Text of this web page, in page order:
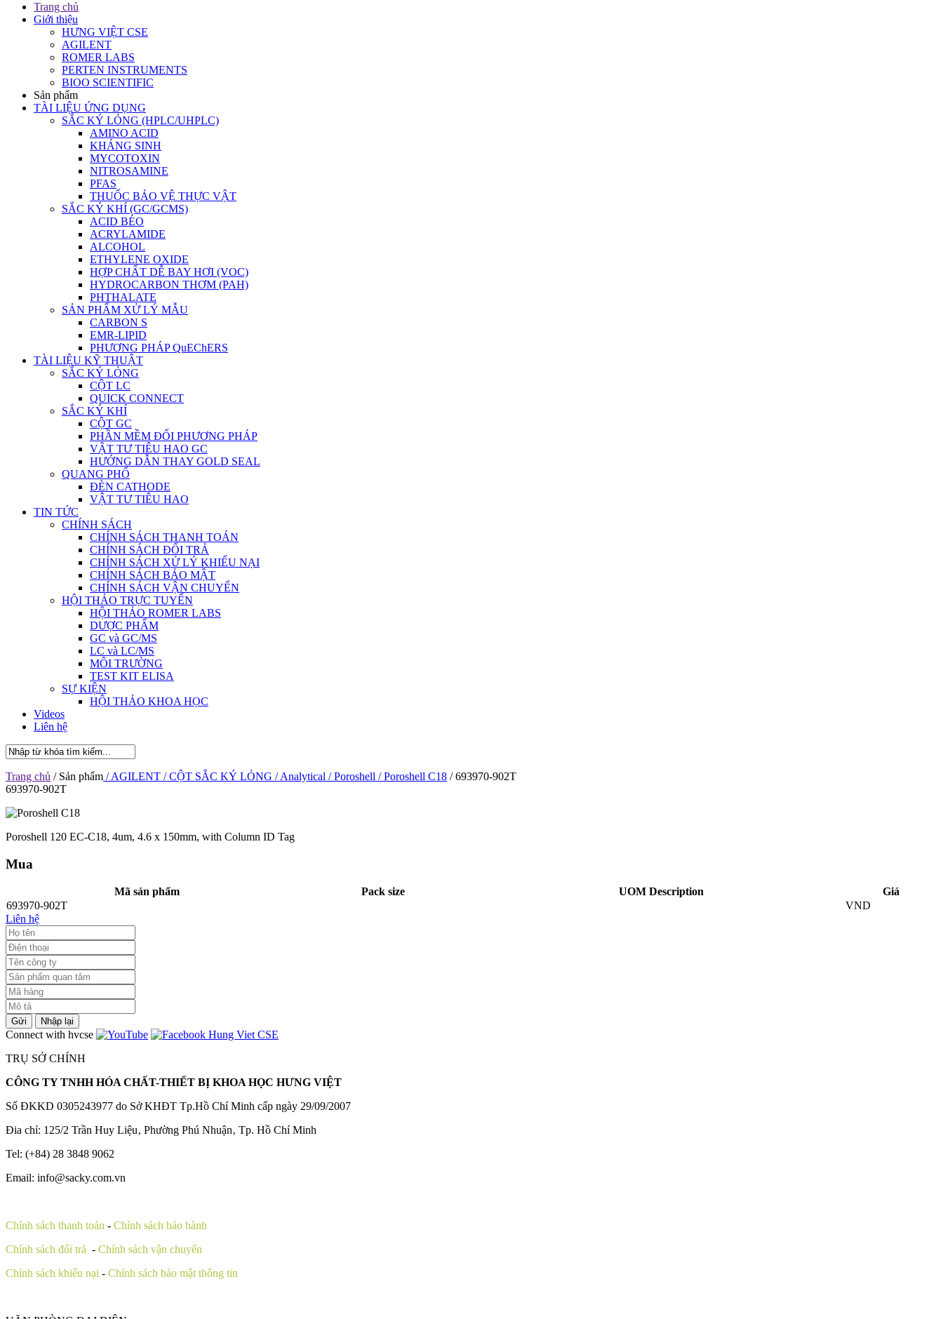
Trang chủ
Giới thiệu
HƯNG VIỆT CSE
AGILENT
ROMER LABS
PERTEN INSTRUMENTS
BIOO SCIENTIFIC
Sản phẩm
TÀI LIỆU ỨNG DỤNG
SẮC KÝ LỎNG (HPLC/UHPLC)
AMINO ACID
KHÁNG SINH
MYCOTOXIN
NITROSAMINE
PFAS
THUỐC BẢO VỆ THỰC VẬT
SẮC KÝ KHÍ (GC/GCMS)
ACID BÉO
ACRYLAMIDE
ALCOHOL
ETHYLENE OXIDE
HỢP CHẤT DỄ BAY HƠI (VOC)
HYDROCARBON THƠM (PAH)
PHTHALATE
SẢN PHẨM XỬ LÝ MẪU
CARBON S
EMR-LIPID
PHƯƠNG PHÁP QuEChERS
TÀI LIỆU KỸ THUẬT
SẮC KÝ LỎNG
CỘT LC
QUICK CONNECT
SẮC KÝ KHÍ
CỘT GC
PHẦN MỀM ĐỔI PHƯƠNG PHÁP
VẬT TƯ TIÊU HAO GC
HƯỚNG DẪN THAY GOLD SEAL
QUANG PHỔ
ĐÈN CATHODE
VẬT TƯ TIÊU HAO
TIN TỨC
CHÍNH SÁCH
CHÍNH SÁCH THANH TOÁN
CHÍNH SÁCH ĐỔI TRẢ
CHÍNH SÁCH XỬ LÝ KHIẾU NẠI
CHÍNH SÁCH BẢO MẬT
CHÍNH SÁCH VẬN CHUYỂN
HỘI THẢO TRỰC TUYẾN
HỘI THẢO ROMER LABS
DƯỢC PHẨM
GC và GC/MS
LC và LC/MS
MÔI TRƯỜNG
TEST KIT ELISA
SỰ KIỆN
HỘI THẢO KHOA HỌC
Videos
Liên hệ
Trang chủ / Sản phẩm / AGILENT / CỘT SẮC KÝ LỎNG / Analytical / Poroshell / Poroshell C18 / 693970-902T
693970-902T
Poroshell 120 EC-C18, 4um, 4.6 x 150mm, with Column ID Tag
Mua
Mã sản phẩm Pack size UOM Description
Giá
693970-902T
VND
Liên hệ
Gửi Nhập lại
Connect with hvcse
TRỤ SỞ CHÍNH
CÔNG TY TNHH HÓA CHẤT-THIẾT BỊ KHOA HỌC HƯNG VIỆT
Số ĐKKD 0305243977 do Sở KHĐT Tp.Hồ Chí Minh cấp ngày 29/09/2007
Đia chỉ: 125/2 Trần Huy Liệu‚ Phường Phú Nhuận‚ Tp. Hồ Chí Minh
Tel: (+84) 28 3848 9062
Email: info@sacky.com.vn
Chính sách thanh toán - Chính sách bảo hành
Chính sách đổi trả - Chính sách vận chuyển
Chính sách khiếu nại - Chính sách bảo mật thông tin